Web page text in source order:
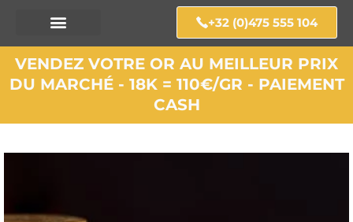
+32 (0)475 555 104
VENDEZ VOTRE OR AU MEILLEUR PRIX
DU MARCHÉ - 18K = 110€/GR - PAIEMENT
CASH